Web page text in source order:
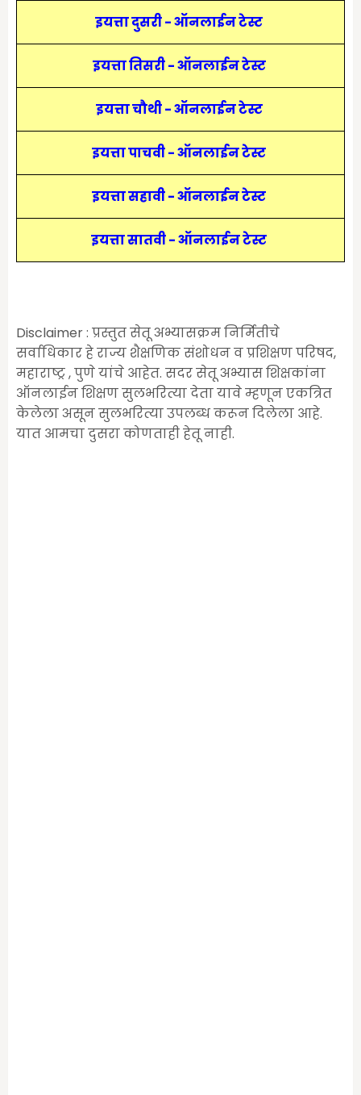
इयत्ता दुसरी - ऑनलाईन टेस्ट
इयत्ता तिसरी - ऑनलाईन टेस्ट
इयत्ता चौथी - ऑनलाईन टेस्ट
इयत्ता पाचवी - ऑनलाईन टेस्ट
इयत्ता सहावी - ऑनलाईन टेस्ट
इयत्ता सातवी - ऑनलाईन टेस्ट
Disclaimer : प्रस्तुत सेतू अभ्यासक्रम निर्मितीचे
सर्वाधिकार हे राज्य शैक्षणिक संशोधन व प्रशिक्षण परिषद,
महाराष्ट्र , पुणे यांचे आहेत. सदर सेतू अभ्यास शिक्षकांना
ऑनलाईन शिक्षण सुलभरित्या देता यावे म्हणून एकत्रित
केलेला असून सुलभरित्या उपलब्ध करून दिलेला आहे.
यात आमचा दुसरा कोणताही हेतू नाही.